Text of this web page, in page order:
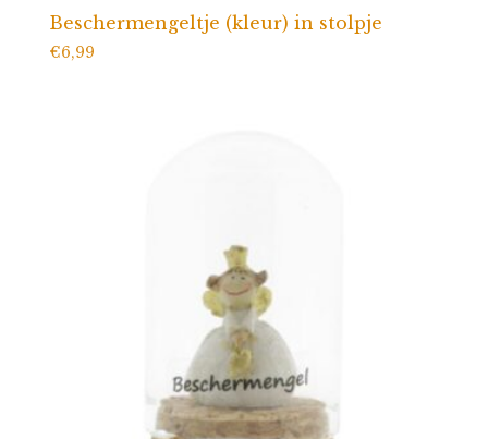
Beschermengeltje (kleur) in stolpje
€6,99